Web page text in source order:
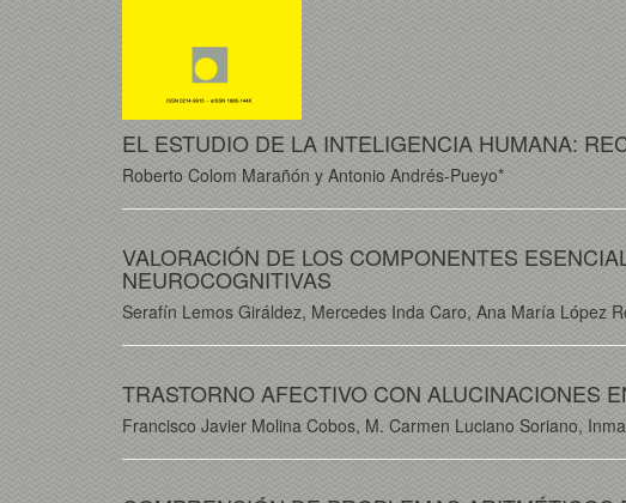
EL ESTUDIO DE LA INTELIGENCIA HUMANA:
Roberto Colom Marañón y Antonio Andrés-Pueyo*
VALORACIÓN DE LOS COMPONENTES
NEUROCOGNITIVAS
Serafín Lemos Giráldez, Mercedes Inda Caro, Ana María López
TRASTORNO AFECTIVO CON ALUCINACIONES
Francisco Javier Molina Cobos, M. Carmen Luciano Soriano,